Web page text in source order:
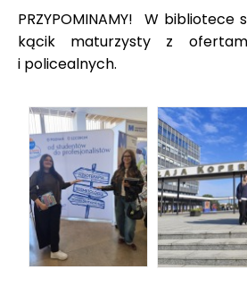
PRZYPOMINAMY! W bibliotece
kącik maturzysty z
i policealnych.